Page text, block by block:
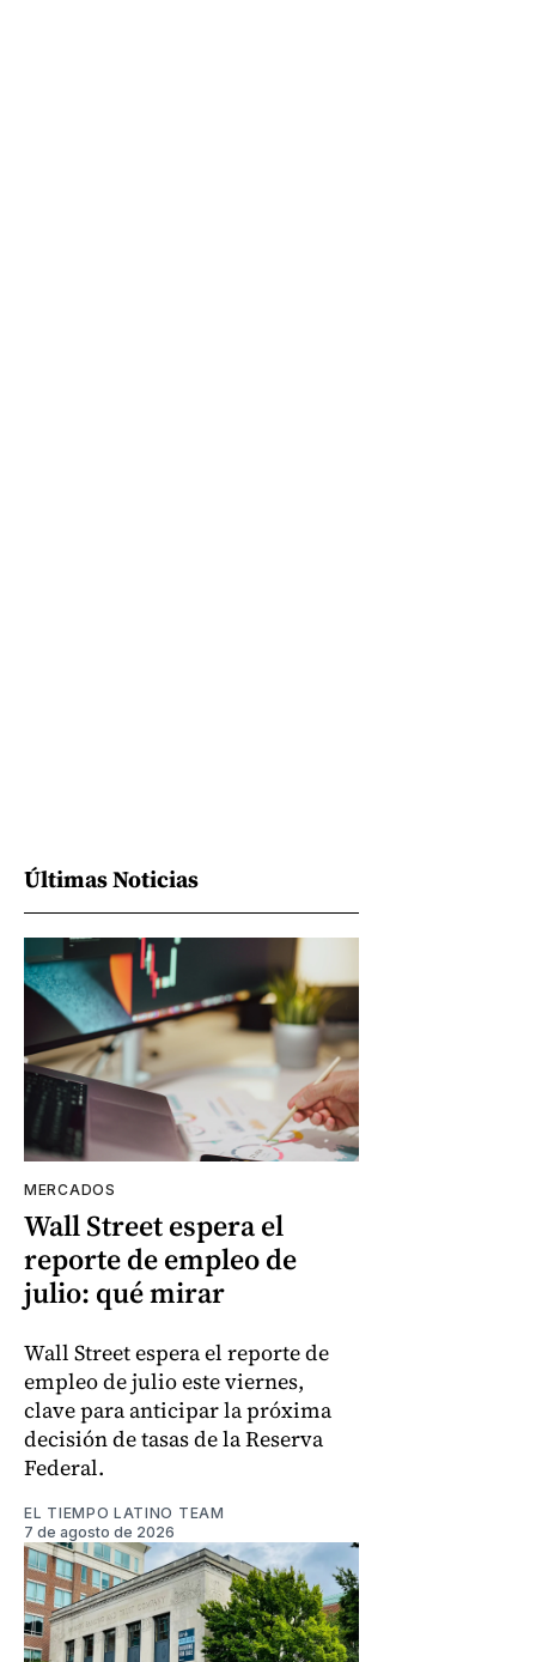
Últimas Noticias
MERCADOS
Wall Street espera el
reporte de empleo de
julio: qué mirar
Wall Street espera el reporte de
empleo de julio este viernes,
clave para anticipar la próxima
decisión de tasas de la Reserva
Federal.
EL TIEMPO LATINO TEAM
7 de agosto de 2026